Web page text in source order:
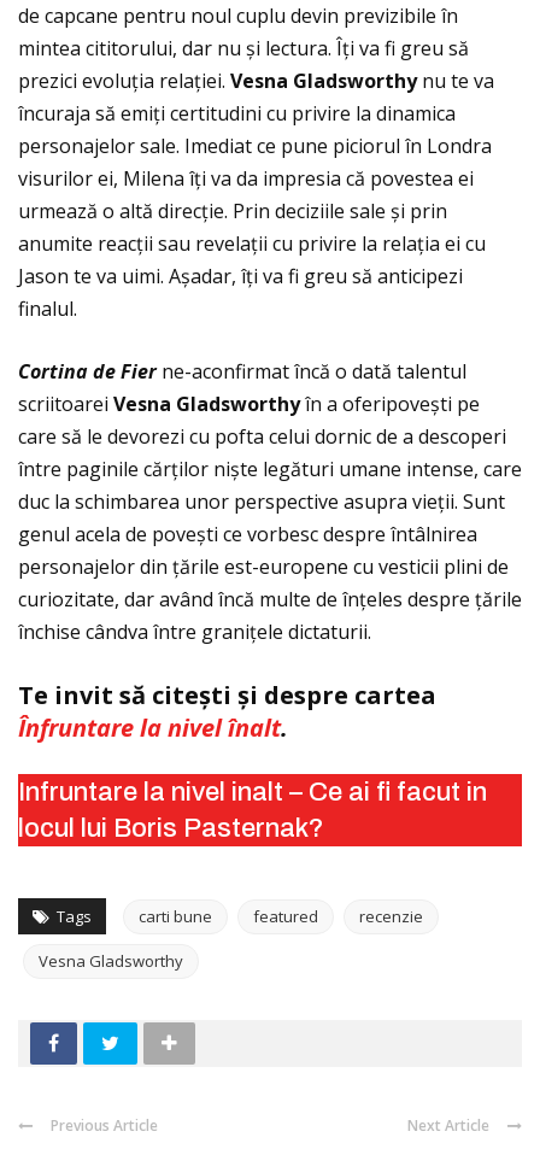
de capcane pentru noul cuplu devin previzibile în
mintea cititorului, dar nu și lectura. Îţi va fi greu să
prezici evoluţia relaţiei. Vesna Gladsworthynu te va
încuraja să emiţi certitudini cu privire la dinamica
personajelor sale. Imediat ce pune piciorul în Londra
visurilor ei, Milena îţi va da impresia că povestea ei
urmează o altă direcţie. Prin deciziile sale și prin
anumite reacţii sau revelaţii cu privire la relaţia ei cu
Jason te va uimi. Așadar, îţi va fi greu să anticipezi
finalul.
Cortina de Fierne-aconfirmat încă o dată talentul
scriitoarei Vesna Gladsworthyîn a oferipovești pe
care să le devorezi cu pofta celui dornic de a descoperi
între paginile cărţilor niște legături umane intense, care
duc la schimbarea unor perspective asupra vieţii. Sunt
genul acela de povești ce vorbesc despre întâlnirea
personajelor din ţările est-europene cu vesticii plini de
curiozitate, dar având încă multe de înţeles despre ţările
închise cândva între graniţele dictaturii.
Te invit să citești și despre cartea
Înfruntare la nivel înalt.
Infruntare la nivel inalt – Ce ai fi facut in
locul lui Boris Pasternak?
Tags carti bune featured recenzie
Vesna Gladsworthy
Previous Article Next Article